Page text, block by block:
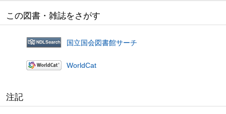
この図書・雑誌をさがす
国立国会図書館サーチ
WorldCat
注記